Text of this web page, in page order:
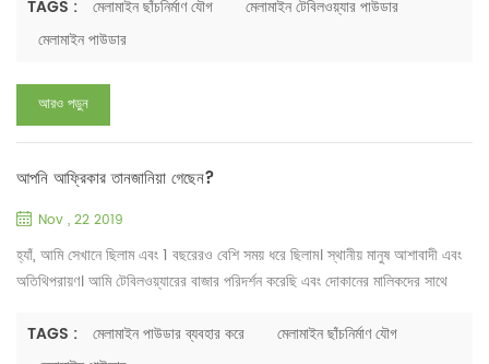
পর্যায়ে ছিল। অ্যাপ্লিকেশনটি মূলত কিছু নিম্ন-গ্রেড মেলামাইন টেবিলওয়্যার এবং ছোট
বৈদ্যুতিক অংশগুলিতে সীমাবদ্ধ ছিল। প্রযুক্তিগত স্তর এবং উন্নত দেশ, বিশেষ করে ই...
TAGS : মেলামাইন ছাঁচনির্মাণ যৌগ
মেলামাইন টেবিলওয়্যার পাউডার
মেলামাইন পাউডার
আরও পড়ুন
আপনি আফ্রিকার তানজানিয়া গেছেন?
Nov , 22 2019
হ্যাঁ, আমি সেখানে ছিলাম এবং 1 বছরেরও বেশি সময় ধরে ছিলাম। স্থানীয় মানুষ আশাবাদী এবং
অতিথিপরায়ণ। আমি টেবিলওয়্যারের বাজার পরিদর্শন করেছি এবং দোকানের মালিকদের সাথে
লোকেরা সাধারণত ভুট্টা, কাসাভা এবং মিষ্টি আলুতে বাস করে। স্থানীয় লোকেরা প্রায়ই
TAGS : মেলামাইন পাউডার ব্যবহার করে
মেলামাইন ছাঁচনির্মাণ যৌগ